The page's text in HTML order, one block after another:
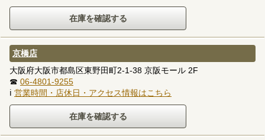
京橋店
大阪府大阪市都島区東野田町2-1-38 京阪モール 2F
☎ 06-4801-9255
ℹ 営業時間・店休日・アクセス情報はこちら